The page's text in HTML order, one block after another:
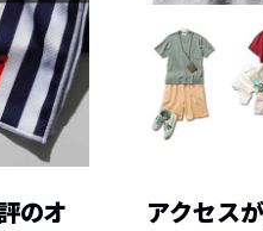
のオ
アクセス